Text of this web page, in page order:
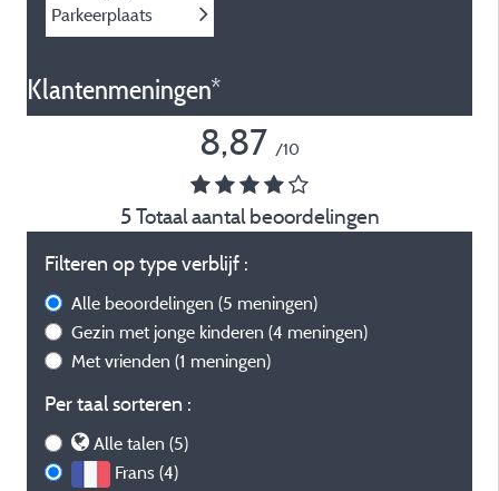
Parkeerplaats
Klantenmeningen*
8,87 /10
5 Totaal aantal beoordelingen
Filteren op type verblijf :
Alle beoordelingen (5 meningen)
Gezin met jonge kinderen (4 meningen)
Met vrienden (1 meningen)
Per taal sorteren :
Alle talen (5)
Frans (4)